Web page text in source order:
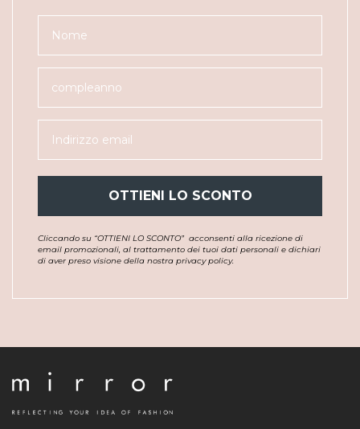
OTTIENI LO SCONTO
Cliccando su “OTTIENI LO SCONTO” acconsenti alla ricezione di
email promozionali, al trattamento dei tuoi dati personali e dichiari
di aver preso visione della nostra privacy policy.